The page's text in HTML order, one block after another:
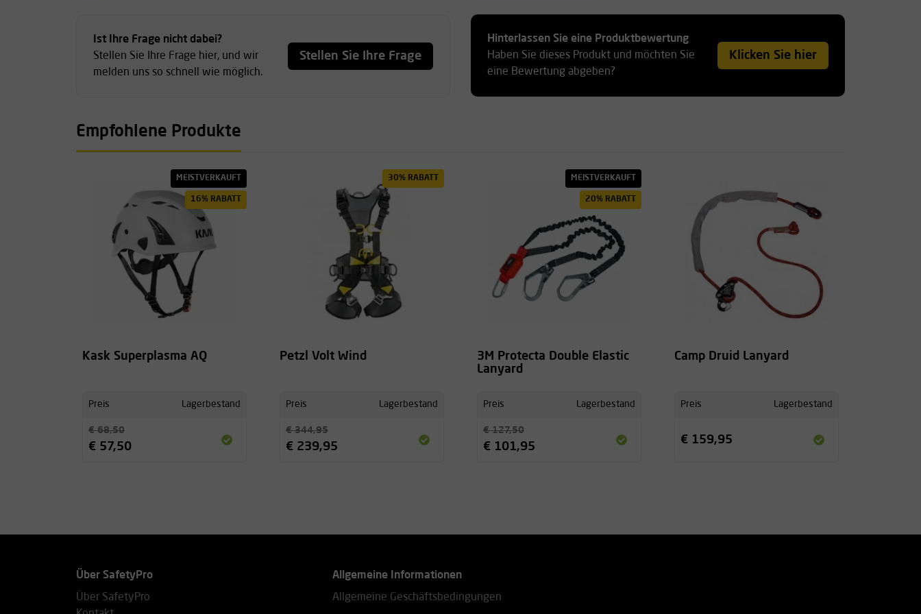
Ist Ihre Frage nicht dabei?
Stellen Sie Ihre Frage hier, und wir
melden uns so schnell wie möglich.
Stellen Sie Ihre Frage
Hinterlassen Sie eine Produktbewertung
Haben Sie dieses Produkt und möchten Sie
eine Bewertung abgeben?
Klicken Sie hier
Empfohlene Produkte
MEISTVERKAUFT
16% RABATT
Kask Superplasma AQ
Preis Lagerbestand
€ 68,50
€ 57,50
30% RABATT
Petzl Volt Wind
Preis Lagerbestand
€ 344,95
€ 239,95
MEISTVERKAUFT
20% RABATT
3M Protecta Double Elastic
Lanyard
Preis Lagerbestand
€ 127,50
€ 101,95
Camp Druid Lanyard
Preis Lagerbestand
€ 159,95
Über SafetyPro
Über SafetyPro
Allgemeine Informationen
Allgemeine Geschäftsbedingungen